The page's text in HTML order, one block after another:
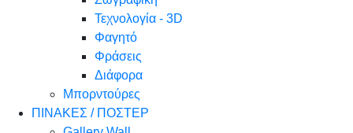
Τεχνολογία - 3D
Φαγητό
Φράσεις
Διάφορα
Μπορντούρες
ΠΙΝΑΚΕΣ / ΠΟΣΤΕΡ